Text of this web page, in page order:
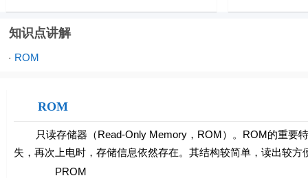
知识点讲解
· ROM
ROM
只读存储器（Read-Only Memory，ROM）。ROM的重要特
失，再次上电时，存储信息依然存在。其结构较简单，读出较
PROM